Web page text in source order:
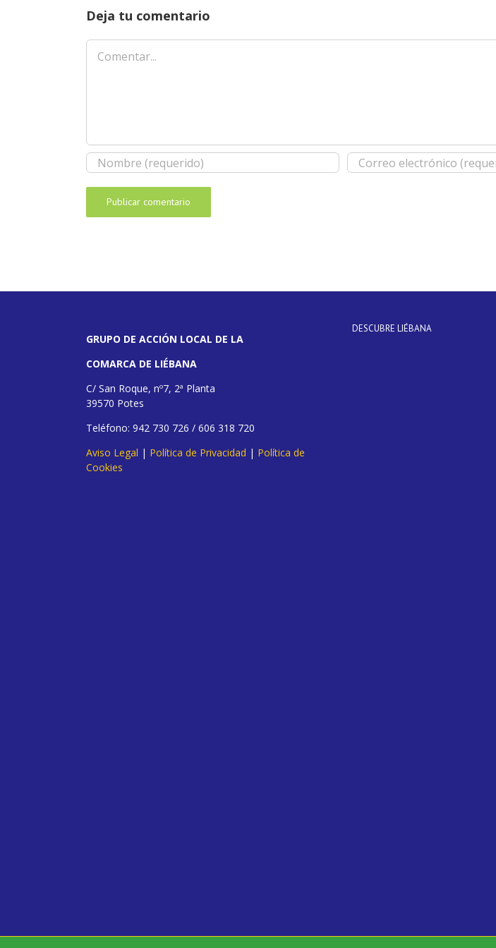
Deja tu comentario
Comentar
GRUPO DE ACCIÓN LOCAL DE LA
COMARCA DE LIÉBANA
C/ San Roque, nº7, 2ª Planta
39570 Potes
Teléfono: 942 730 726 / 606 318 720
Aviso Legal | Política de Privacidad | Política de
Cookies
DESCUBRE LIÉBANA